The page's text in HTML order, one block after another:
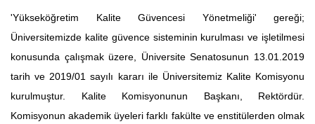
'Yükseköğretim Kalite Güvencesi Yönetmeliği' gereği;
Üniversitemizde kalite güvence sisteminin kurulması ve işletilmesi
konusunda çalışmak üzere, Üniversite Senatosunun 13.01.2019
tarih ve 2019/01 sayılı kararı ile Üniversitemiz Kalite Komisyonu
kurulmuştur. Kalite Komisyonunun Başkanı, Rektördür.
Komisyonun akademik üyeleri farklı fakülte ve enstitülerden olmak